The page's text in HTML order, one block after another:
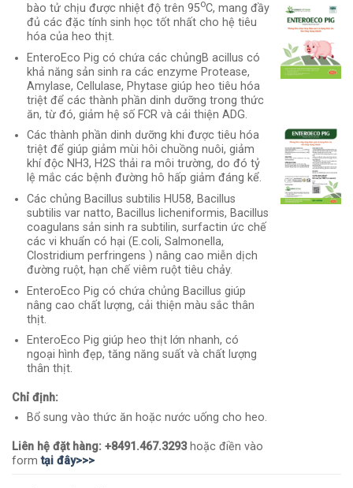
bào tử chịu được nhiệt độ trên 95oC, mang đầy
đủ các đặc tính sinh học tốt nhất cho hệ tiêu
hóa của heo thịt.
EnteroEco Pig có chứa các chủngB acillus có
khả năng sản sinh ra các enzyme Protease,
Amylase, Cellulase, Phytase giúp heo tiêu hóa
triệt để các thành phần dinh dưỡng trong thức
ăn, từ đó, giảm hệ số FCR và cải thiện ADG.
Các thành phần dinh dưỡng khi được tiêu hóa
triệt để giúp giảm mùi hôi chuồng nuôi, giảm
khí độc NH3, H2S thải ra môi trường, do đó tỷ
lệ mắc các bệnh đường hô hấp giảm đáng kể.
Các chủng Bacillus subtilis HU58, Bacillus
subtilis var natto, Bacillus licheniformis, Bacillus
coagulans sản sinh ra subtilin, surfactin ức chế
các vi khuẩn có hại (E.coli, Salmonella,
Clostridium perfringens ) nâng cao miễn dịch
đường ruột, hạn chế viêm ruột tiêu chảy.
EnteroEco Pig có chứa chủng Bacillus giúp
nâng cao chất lượng, cải thiện màu sắc thân
thịt.
EnteroEco Pig giúp heo thịt lớn nhanh, có
ngoại hình đẹp, tăng năng suất và chất lượng
thân thịt.
Chỉ định:
Bổ sung vào thức ăn hoặc nước uống cho heo.
Liên hệ đặt hàng: +8491.467.3293hoặc điền vào
formtại đây>>>